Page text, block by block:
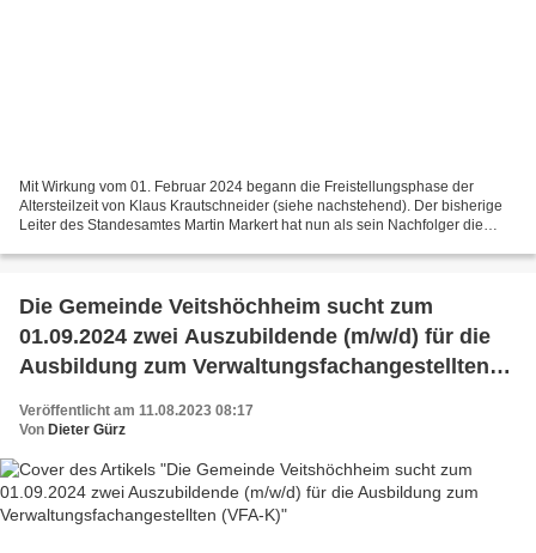
Mit Wirkung vom 01. Februar 2024 begann die Freistellungsphase der
Altersteilzeit von Klaus Krautschneider (siehe nachstehend). Der bisherige
Leiter des Standesamtes Martin Markert hat nun als sein Nachfolger die
Die Gemeinde Veitshöchheim sucht zum
01.09.2024 zwei Auszubildende (m/w/d) für die
Ausbildung zum Verwaltungsfachangestellten
Veröffentlicht am 11.08.2023 08:17
Von Dieter Gürz